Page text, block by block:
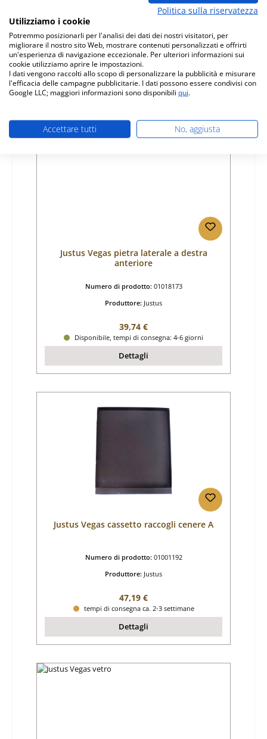
01039978
Produttore:
Justus
Prezzo normale:
32,26 €
Disponibile, tempi di consegna: 4-6 giorni
Dettagli
Solo 1 disponibili
Justus Vegas pietra laterale a destra
anteriore
Numero di prodotto: 01018173
Produttore: Justus
Prezzo normale:
39,74 €
Disponibile, tempi di consegna: 4-6 giorni
Dettagli
Justus Vegas cassetto raccogli cenere A
Numero di prodotto: 01001192
Produttore: Justus
Prezzo normale:
47,19 €
tempi di consegna ca. 2-3 settimane
Dettagli
Politica sulla riservatezza
Utilizziamo i cookie
Potremmo posizionarli per l'analisi dei dati dei nostri visitatori, per
migliorare il nostro sito Web, mostrare contenuti personalizzati e offrirti
un'esperienza di navigazione eccezionale. Per ulteriori informazioni sui
cookie utilizziamo aprire le impostazioni.
I dati vengono raccolti allo scopo di personalizzare la pubblicità e misurare
l'efficacia delle campagne pubblicitarie. I dati possono essere condivisi con
Google LLC; maggiori informazioni sono disponibili qui.
Accettare tutti No, aggiusta